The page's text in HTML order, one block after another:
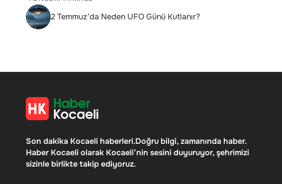
2 Temmuz’da Neden UFO Günü Kutlanır?
Son dakika Kocaeli haberleri.Doğru bilgi, zamanında haber.
Haber Kocaeli olarak Kocaeli’nin sesini duyuruyor, şehrimizi
sizinle birlikte takip ediyoruz.